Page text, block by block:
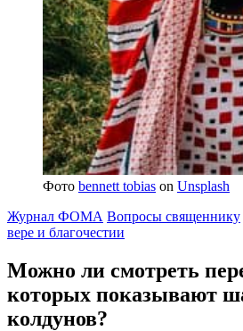
Фото bennett tobias on Unsplash
Журнал ФОМА Вопросы священнику
вере и благочестии
Можно ли смотреть
которых показывают
колдунов?